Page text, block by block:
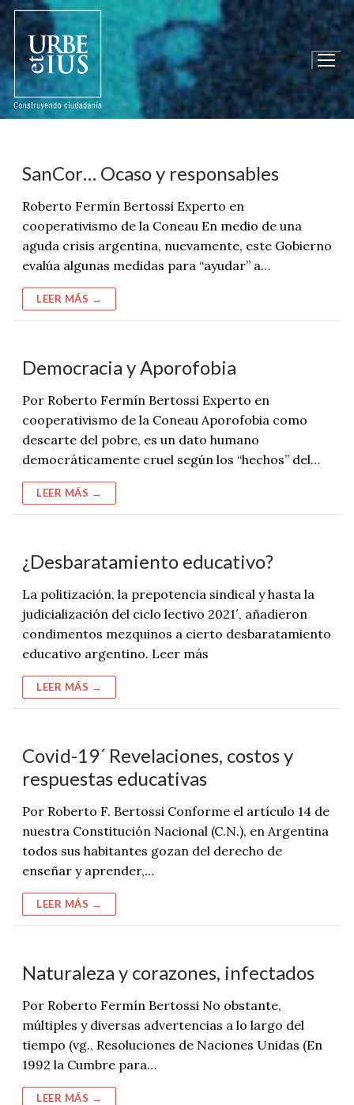
Ir
contenido
SanCor… Ocaso y responsables
Roberto Fermín Bertossi Experto en
cooperativismo de la Coneau En medio de una
aguda crisis argentina, nuevamente, este Gobierno
evalúa algunas medidas para “ayudar” a…
LEER MÁS →
Democracia y Aporofobia
Por Roberto Fermín Bertossi Experto en
cooperativismo de la Coneau Aporofobia como
descarte del pobre, es un dato humano
democráticamente cruel según los “hechos” del…
LEER MÁS →
¿Desbaratamiento educativo?
La politización, la prepotencia sindical y hasta la
judicialización del ciclo lectivo 2021´, añadieron
condimentos mezquinos a cierto desbaratamiento
educativo argentino. Leer más
LEER MÁS →
Covid-19´ Revelaciones, costos y
respuestas educativas
Por Roberto F. Bertossi Conforme el artículo 14 de
nuestra Constitución Nacional (C.N.), en Argentina
todos sus habitantes gozan del derecho de
enseñar y aprender,…
LEER MÁS →
Naturaleza y corazones, infectados
Por Roberto Fermín Bertossi No obstante,
múltiples y diversas advertencias a lo largo del
tiempo (vg., Resoluciones de Naciones Unidas (En
1992 la Cumbre para…
LEER MÁS →